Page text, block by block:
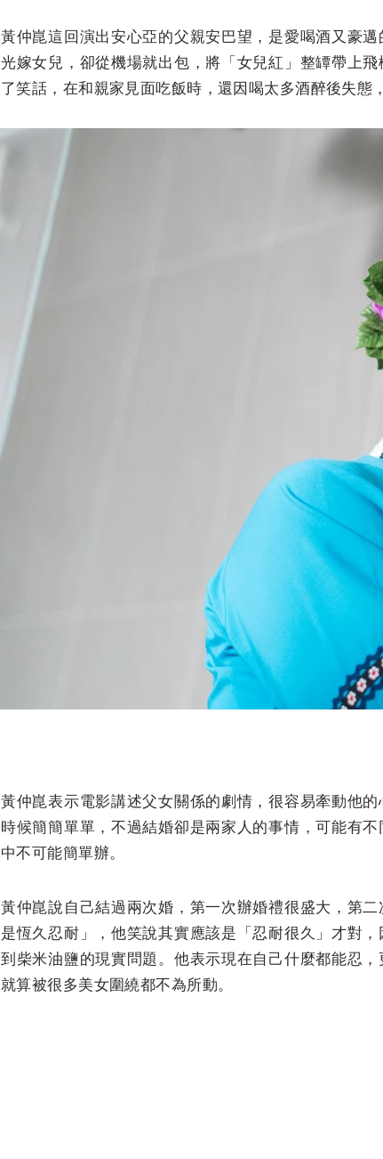
黃仲崑這回演出安心亞的父親安巴望，是愛喝酒又豪
光嫁女兒，卻從機場就出包，將「女兒紅」整罈帶上
了笑話，在和親家見面吃飯時，還因喝太多酒醉後失態
黃仲崑表示電影講述父女關係的劇情，很容易牽動他
時候簡簡單單，不過結婚卻是兩家人的事情，可能有
中不可能簡單辦。
黃仲崑說自己結過兩次婚，第一次辦婚禮很盛大，第
是恆久忍耐」，他笑說其實應該是「忍耐很久」才對
到柴米油鹽的現實問題。他表示現在自己什麼都能忍
就算被很多美女圍繞都不為所動。